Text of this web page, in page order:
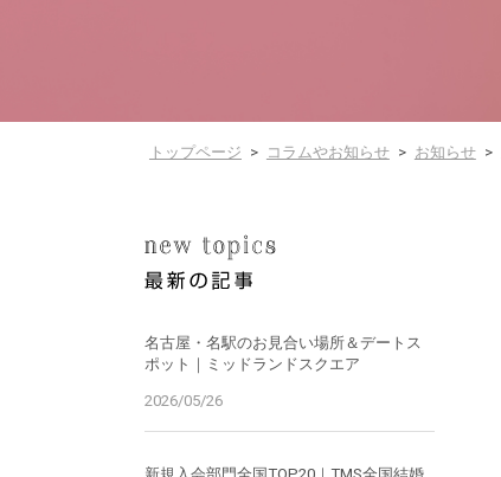
トップページ > コラムやお知らせ > お知らせ >
名古屋・名駅のお見合い場所＆デートス
ポット｜ミッドランドスクエア
2026/05/26